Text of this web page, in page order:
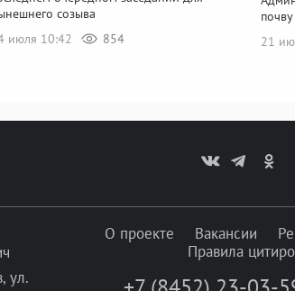
созыва
июля 10:42
854
21
ул.
О проекте Вакансии
Правила